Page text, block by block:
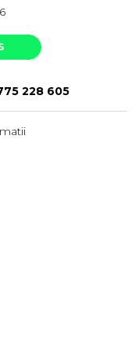
228 605